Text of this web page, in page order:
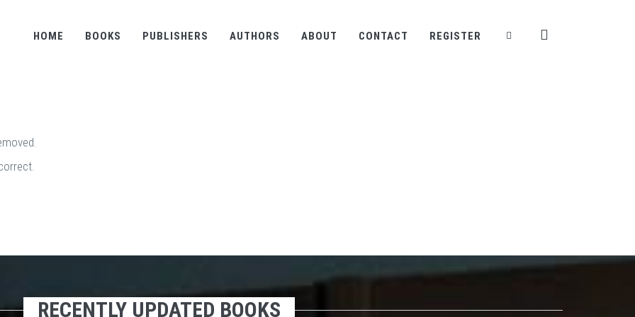
HOME BOOKS PUBLISHERS AUTHORS ABOUT CONTACT REGISTER
RECENTLY UPDATED BOOKS